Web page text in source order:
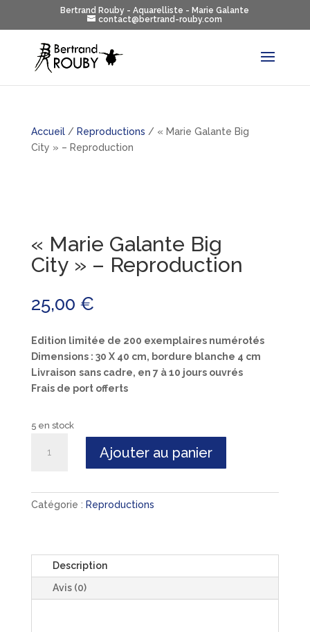
Bertrand Rouby - Aquarelliste - Marie Galante
contact@bertrand-rouby.com
Accueil/ Reproductions / « Marie Galante Big
City » – Reproduction
« Marie Galante Big
City » – Reproduction
25,00 €
Edition limitée de 200 exemplaires numérotés
Dimensions : 30 X 40 cm, bordure blanche 4 cm
Livraison sans cadre, en 7 à 10 jours ouvrés
Frais de port offerts
5 en stock
Big
Ajouter au panier
Catégorie : Reproductions
Description
Avis (0)